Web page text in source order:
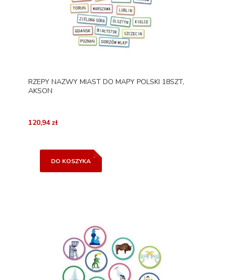
RZEPY NAZWY MIAST DO MAPY POLSKI 18SZT,
AKSON
120,94 zł
DO KOSZYKA